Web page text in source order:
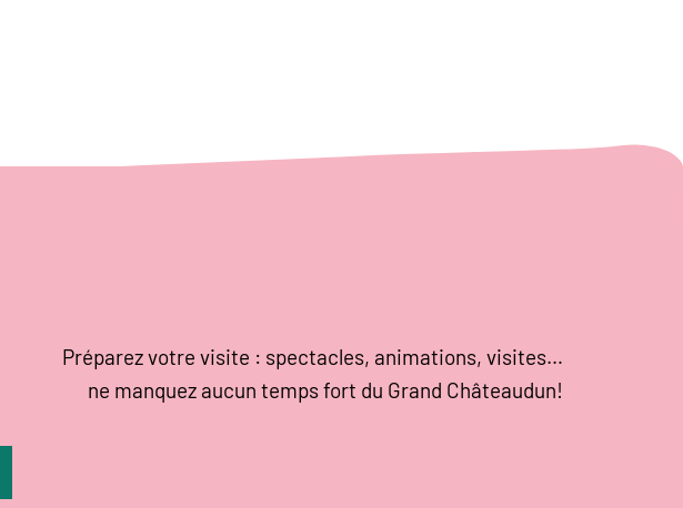
Préparez votre visite : spectacles, animations, visites…
ne manquez aucun temps fort du Grand Châteaudun!